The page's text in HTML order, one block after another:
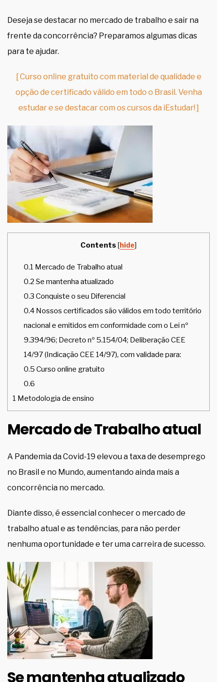
Deseja se destacar no mercado de trabalho e sair na
frente da concorrência? Preparamos algumas dicas
para te ajudar.
[ Curso online gratuito com material de qualidade e
opção de certificado válido em todo o Brasil. Venha
estudar e se destacar com os cursos da iEstudar! ]
Contents [hide]
0.1 Mercado de Trabalho atual
0.2 Se mantenha atualizado
0.3 Conquiste o seu Diferencial
0.4Nossos certificados são válidos em todo território
nacional e emitidos em conformidade com o Lei nº
9.394/96; Decreto nº 5.154/04; Deliberação CEE
14/97 (Indicação CEE 14/97), com validade para:
0.5 Curso online gratuito
0.6
1 Metodologia de ensino
Mercado de Trabalho atual
A Pandemia da Covid-19 elevou a taxa de desemprego
no Brasil e no Mundo, aumentando ainda mais a
concorrência no mercado.
Diante disso, é essencial conhecer o mercado de
trabalho atual e as tendências, para não perder
nenhuma oportunidade e ter uma carreira de sucesso.
Se mantenha atualizado